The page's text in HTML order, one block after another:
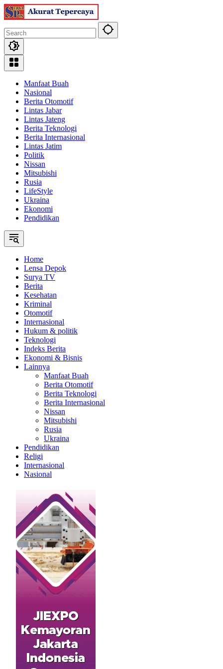
Skip
to
Manfaat Buah
Nasional
Berita Otomotif
Lintas Jabar
Lintas Jateng
Berita Teknologi
Berita Internasional
Lintas Jatim
Politik
Nissan
Mitsubishi
Rusia
LifeStyle
Ukraina
Ekonomi
Pendidikan
Home
Lensa Depok
Surya TV
Berita
Kesehatan
Kriminal
Otomotif
Internasional
Hukum & politik
Teknologi
Indeks Berita
Ekonomi & Bisnis
Lainnya
Manfaat Buah
Berita Otomotif
Berita Teknologi
Berita Internasional
Nissan
Mitsubishi
Rusia
Ukraina
Pendidikan
Religi
Internasional
Nasional